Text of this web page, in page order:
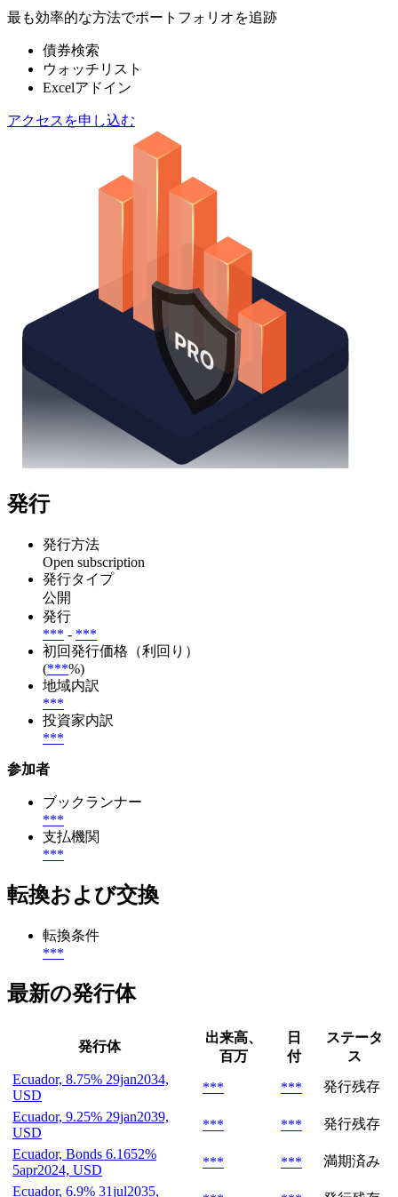
最も効率的な方法でポートフォリオを追跡
債券検索
ウォッチリスト
Excelアドイン
アクセスを申し込む
発行
発行方法
Open subscription
発行タイプ
公開
発行
*** - ***
初回発行価格（利回り）
(***%)
地域内訳
***
投資家内訳
***
参加者
ブックランナー
***
支払機関
***
転換および交換
転換条件
***
最新の発行体
発行体
出来高、
百万
日
付
ステータ
ス
Ecuador, 8.75% 29jan2034,
USD
*** ***
発行残存
Ecuador, 9.25% 29jan2039,
USD
*** ***
発行残存
Ecuador, Bonds 6.1652%
5apr2024, USD
*** ***
満期済み
Ecuador, 6.9% 31jul2035,